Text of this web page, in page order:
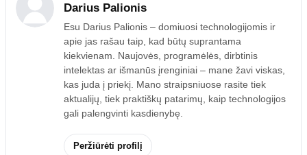
Darius Palionis
Esu Darius Palionis – domiuosi technologijomis ir
apie jas rašau taip, kad būtų suprantama
kiekvienam. Naujovės, programėlės, dirbtinis
intelektas ar išmanūs įrenginiai – mane žavi viskas,
kas juda į priekį. Mano straipsniuose rasite tiek
aktualijų, tiek praktiškų patarimų, kaip technologijos
gali palengvinti kasdienybę.
Peržiūrėti profilį